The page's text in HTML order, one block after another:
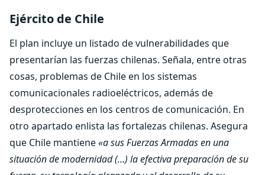
Ejército de Chile
El plan incluye un listado de vulnerabilidades que
presentarían las fuerzas chilenas. Señala, entre otras
cosas, problemas de Chile en los sistemas
comunicacionales radioeléctricos, además de
desprotecciones en los centros de comunicación. En
otro apartado enlista las fortalezas chilenas. Asegura
que Chile mantiene«a sus Fuerzas Armadas en una
situación de modernidad (…) la efectiva preparación de su